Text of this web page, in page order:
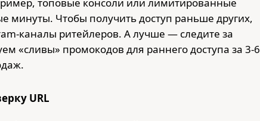
топовые консоли или лимитированные
минуты. Чтобы получить доступ раньше других,
каналы ритейлеров. А лучше — следите за
«сливы» промокодов для раннего доступа за 3-6
URL